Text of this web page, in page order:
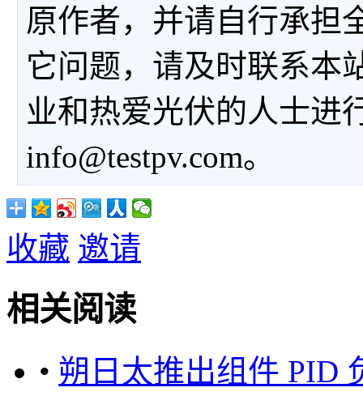
原作者，并请自行承担
它问题，请及时联系本
业和热爱光伏的人士进
info@testpv.com。
收藏 邀请
相关阅读
• 朔日太推出组件 PID